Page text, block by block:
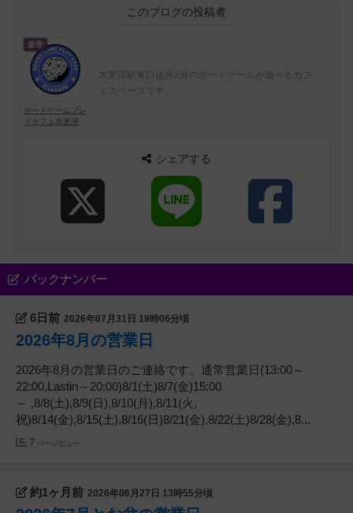
このブログの投稿者
皇帝
ボードゲームプレ
イカフェ木更津
木更津駅東口徒歩2分のボードゲームが遊べるカフ
ェスペースです。
シェアする
バックナンバー
6日前 2026年07月31日 19時06分頃
2026年8月の営業日
2026年8月の営業日のご連絡です。通常営業日(13:00～
22:00,Lastin～20:00)8/1(土)8/7(金)15:00
～ ,8/8(土),8/9(日),8/10(月),8/11(火,
祝)8/14(金),8/15(土),8/16(日)8/21(金),8/22(土)8/28(金),8...
7 ページビュー
約1ヶ月前 2026年06月27日 13時55分頃